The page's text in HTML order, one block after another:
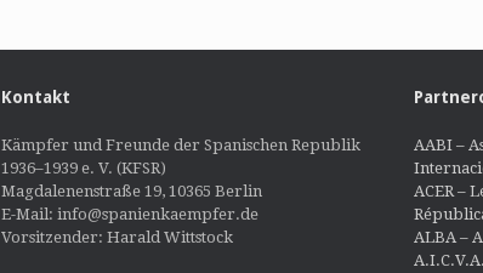
Kontakt
Kämpfer und Freunde der Spanischen Republik
1936–1939 e. V. (KFSR)
Magdalenenstraße 19, 10365 Berlin
E-Mail: info@spanienkaempfer.de
Vorsitzender: Harald Wittstock
AABI –
ACER –
ALBA –